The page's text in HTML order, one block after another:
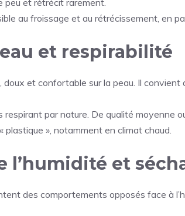
au froissage et au rétrécissement, en
et respirabilité
doux et confortable sur la peau. Il
par nature. De qualité moyenne
plastique », notamment en climat chaud.
l’humidité et
des comportements opposés face à